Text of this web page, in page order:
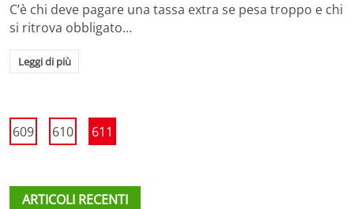
C’è chi deve pagare una tassa extra se pesa troppo e chi
si ritrova obbligato…
Leggi di più
609 610 611
ARTICOLI RECENTI